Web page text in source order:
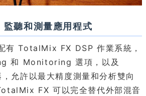
聽和測量應用程式
TotalMix FX DSP 作業系統，
和 Monitoring 選項，以及
允許以最大精度測量和分析雙向
FX 可以完全替代外部混音